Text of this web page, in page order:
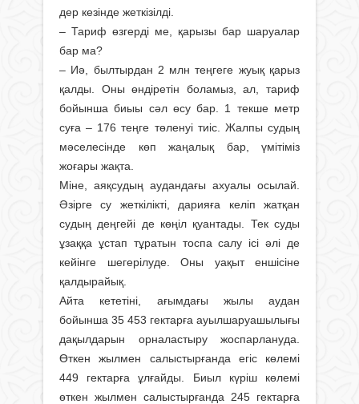
дер кезінде жеткізілді.
– Тариф өзгерді ме, қарызы бар шаруалар
бар ма?
– Иә, былтырдан 2 млн теңгеге жуық қарыз
қалды. Оны өндіретін боламыз, ал, тариф
бойынша биыы сәл өсу бар. 1 текше метр
суға – 176 теңге төленуі тиіс. Жалпы судың
мәселесінде көп жаңалық бар, үмітіміз
жоғары жақта.
Міне, аяқсудың аудандағы ахуалы осылай.
Әзірге су жеткілікті, дарияға келіп жатқан
судың деңгейі де көңіл қуантады. Тек суды
ұзаққа ұстап тұратын тоспа салу ісі әлі де
кейінге шегерілуде. Оны уақыт еншісіне
қалдырайық.
Айта кететіні, ағымдағы жылы аудан
бойынша 35 453 гектарға ауылшаруашылығы
дақылдарын орналастыру жоспарлануда.
Өткен жылмен салыстырғанда егіс көлемі
449 гектарға ұлғайды. Биыл күріш көлемі
өткен жылмен салыстырғанда 245 гектарға